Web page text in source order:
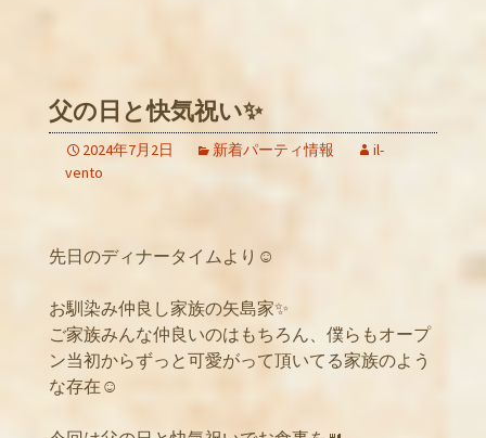
父の日と快気祝い✨
2024年7月2日 新着パーティ情報
il-
vento
先日のディナータイムより☺️
お馴染み仲良し家族の矢島家✨
ご家族みんな仲良いのはもちろん、僕らもオープ
ン当初からずっと可愛がって頂いてる家族のよう
な存在☺️